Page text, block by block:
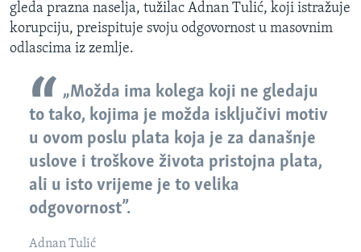
gleda prazna naselja, tužilac Adnan Tulić, koji istražuje
korupciju, preispituje svoju odgovornost u masovnim
odlascima iz zemlje.
„Možda ima kolega koji ne gledaju
to tako, kojima je možda isključivi motiv
u ovom poslu plata koja je za današnje
uslove i troškove života pristojna plata,
ali u isto vrijeme je to velika
odgovornost”.
Adnan Tulić